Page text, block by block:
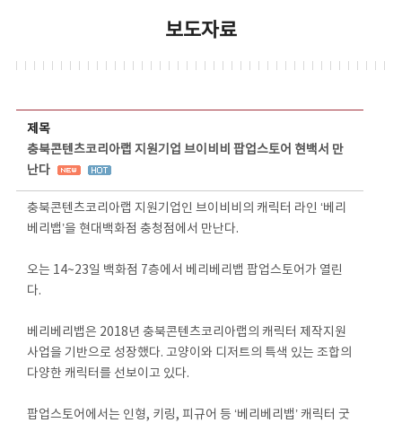
보도자료
제목
충북콘텐츠코리아랩 지원기업 브이비비 팝업스토어 현백서 만
난다
충북콘텐츠코리아랩 지원기업인 브이비비의 캐릭터 라인 ‘베리
베리뱁’을 현대백화점 충청점에서 만난다.
오는 14~23일 백화점 7층에서 베리베리뱁 팝업스토어가 열린
다.
베리베리뱁은 2018년 충북콘텐츠코리아랩의 캐릭터 제작지원
사업을 기반으로 성장했다. 고양이와 디저트의 특색 있는 조합의
다양한 캐릭터를 선보이고 있다.
팝업스토어에서는 인형, 키링, 피규어 등 ‘베리베리뱁’ 캐릭터 굿